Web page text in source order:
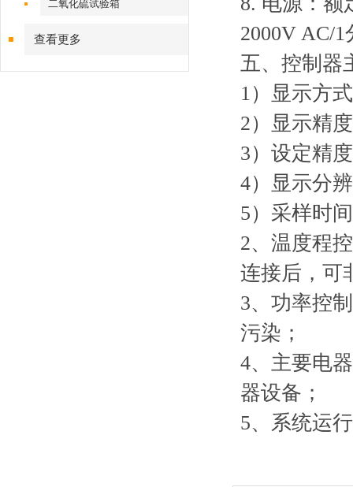
二氧化硫试验箱
查看更多
2000V AC/1
五、 控制器
1）显示方
2）显示精
3）设定
4）显示分
5）采样时
2、温度程
连接后，可
3、功率控
污染；
4、主要电
器设备；
5、系统运